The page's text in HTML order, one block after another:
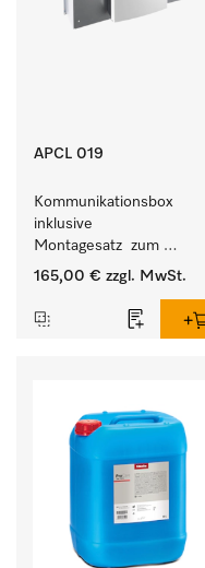
APCL 019
Kommunikationsbox
inklusive
Montagesatz  zum
Verbindungsaufbau von
mit externen Systemen.
165,00 € zzgl. MwSt.